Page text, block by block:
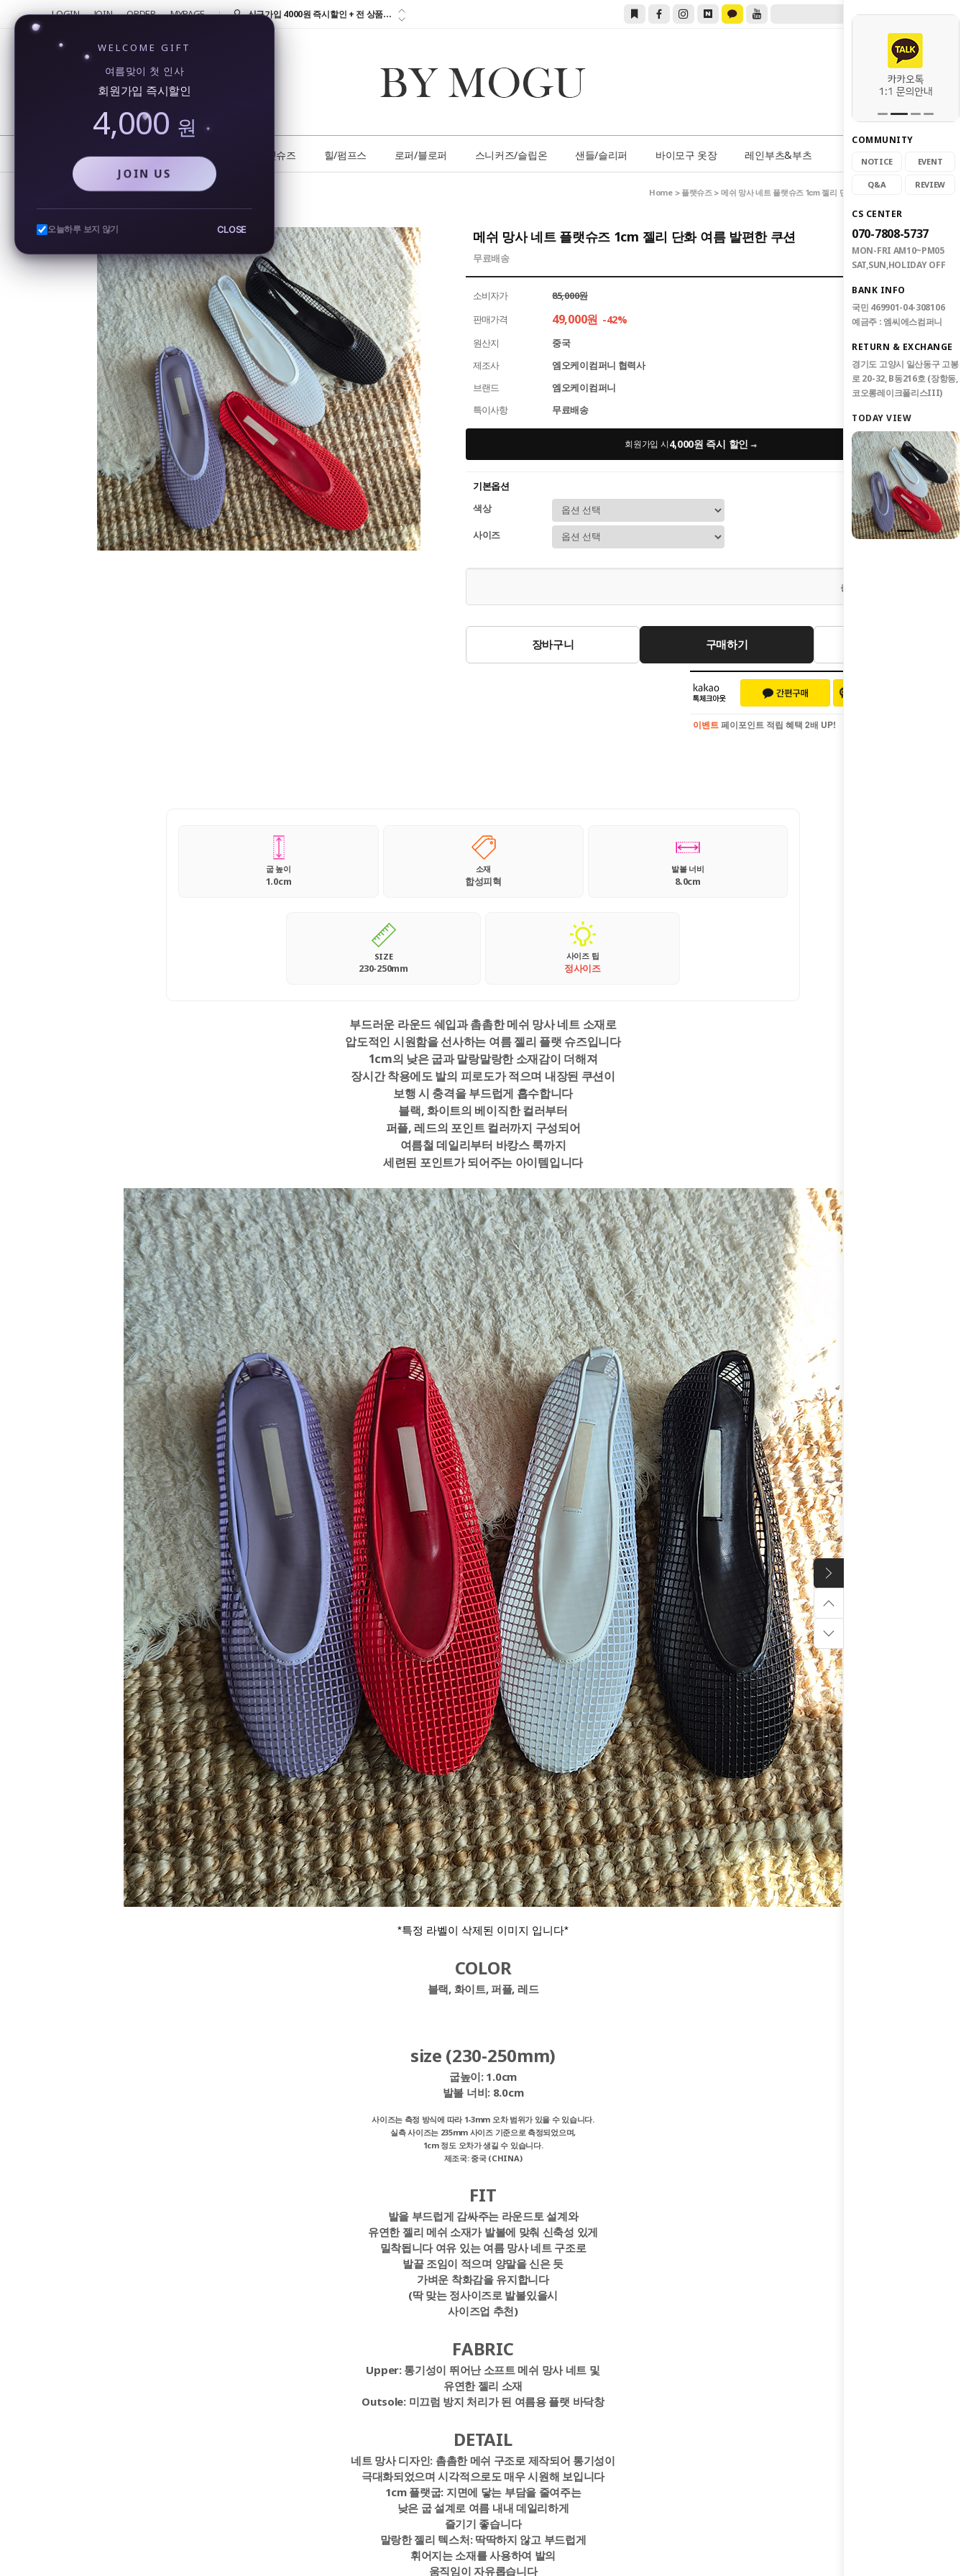
LOGIN JOIN ORDER MYPAGE
반품 및 교환 신청시 참고하세요!!!...
반품 및 교환 신청시 참고하세요!!!...
NEW BEST 플랫슈즈 힐/펌프스 로퍼/블로퍼 스니커즈/슬립온 샌들/슬리퍼 바이모구 옷장 레인부츠&부츠
COMMUNITY
NOTICE EVENT
Q&A REVIEW
CS CENTER
070-7808-5737
MON-FRI AM10~PM05
SAT,SUN,HOLIDAY OFF
BANK INFO
국민 469901-04-308106
예금주 : 엠씨에스컴퍼니
RETURN & EXCHANGE
경기도 고양시 일산동구 고봉
로 20-32, B동216호 (장항동,
코오롱레이크폴리스III)
TODAY VIEW
메쉬 망사 네트 플랫슈즈 1cm 젤리 단화 여름 발편한 쿠션
Home> 플랫슈즈> 메쉬 망사 네트 플랫슈즈 1cm 젤리 단화 여름 발편한 쿠션
메쉬 망사 네트 플랫슈즈 1cm 젤리 단화 여름 발편한 쿠션
무료배송
소비자가
85,000원
판매가격
49,000원 -42%
원산지
중국
제조사
엠오케이컴퍼니 협력사
브랜드
엠오케이컴퍼니
특이사항
무료배송
회원가입 시4,000원 즉시 할인 →
기본옵션
색상
사이즈
총 상품 금액
장바구니 구매하기
이벤트 페이포인트 적립 혜택 2배 UP!
굽 높이
1.0cm
소재
합성피혁
발볼 너비
8.0cm
SIZE
230-250mm
사이즈 팁
정사이즈
부드러운 라운드 쉐입과 촘촘한 메쉬 망사 네트 소재로
압도적인 시원함을 선사하는 여름 젤리 플랫 슈즈입니다
1cm의 낮은 굽과 말랑말랑한 소재감이 더해져
장시간 착용에도 발의 피로도가 적으며 내장된 쿠션이
보행 시 충격을 부드럽게 흡수합니다
블랙, 화이트의 베이직한 컬러부터
퍼플, 레드의 포인트 컬러까지 구성되어
여름철 데일리부터 바캉스 룩까지
세련된 포인트가 되어주는 아이템입니다
*특정 라벨이 삭제된 이미지 입니다*​
COLOR
블랙, 화이트, 퍼플, 레드
size (230-250mm)
굽높이:1.0cm
발볼 너비: 8.0cm
사이즈는 측정 방식에 따라 1-3mm 오차 범위가 있을 수 있습니다.
실측 사이즈는 235mm 사이즈 기준으로 측정되었으며,
1cm 정도 오차가 생길 수 있습니다.
제조국: 중국 (CHINA)
FIT
발을 부드럽게 감싸주는 라운드토 설계와
유연한 젤리 메쉬 소재가 발볼에 맞춰 신축성 있게
밀착됩니다 여유 있는 여름 망사 네트 구조로
발끝 조임이 적으며 양말을 신은 듯
가벼운 착화감을 유지합니다
(딱 맞는 정사이즈로 발볼있을시
사이즈업 추천)
FABRIC
Upper: 통기성이 뛰어난 소프트 메쉬 망사 네트 및
유연한 젤리 소재
Outsole:미끄럼 방지 처리가 된 여름용 플랫 바닥창
DETAIL
네트 망사 디자인: 촘촘한 메쉬 구조로 제작되어 통기성이
극대화되었으며 시각적으로도 매우 시원해 보입니다
1cm 플랫굽: 지면에 닿는 부담을 줄여주는
낮은 굽 설계로 여름 내내 데일리하게
즐기기 좋습니다
말랑한 젤리 텍스처:딱딱하지 않고 부드럽게
휘어지는 소재를 사용하여 발의
움직임이 자유롭습니다
WELCOME GIFT
여름맞이 첫 인사
회원가입 즉시할인
4,000 원
JOIN US
오늘하루 보지 않기 CLOSE